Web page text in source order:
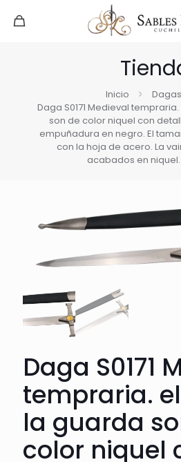
Inicio
Dagas
Daga S0171 Medieval
son de color niquel con
empuñadura en negro. El
con la hoja de acero. La
acabados en niquel.
Daga S0171
tempraria.
la guarda
color niquel